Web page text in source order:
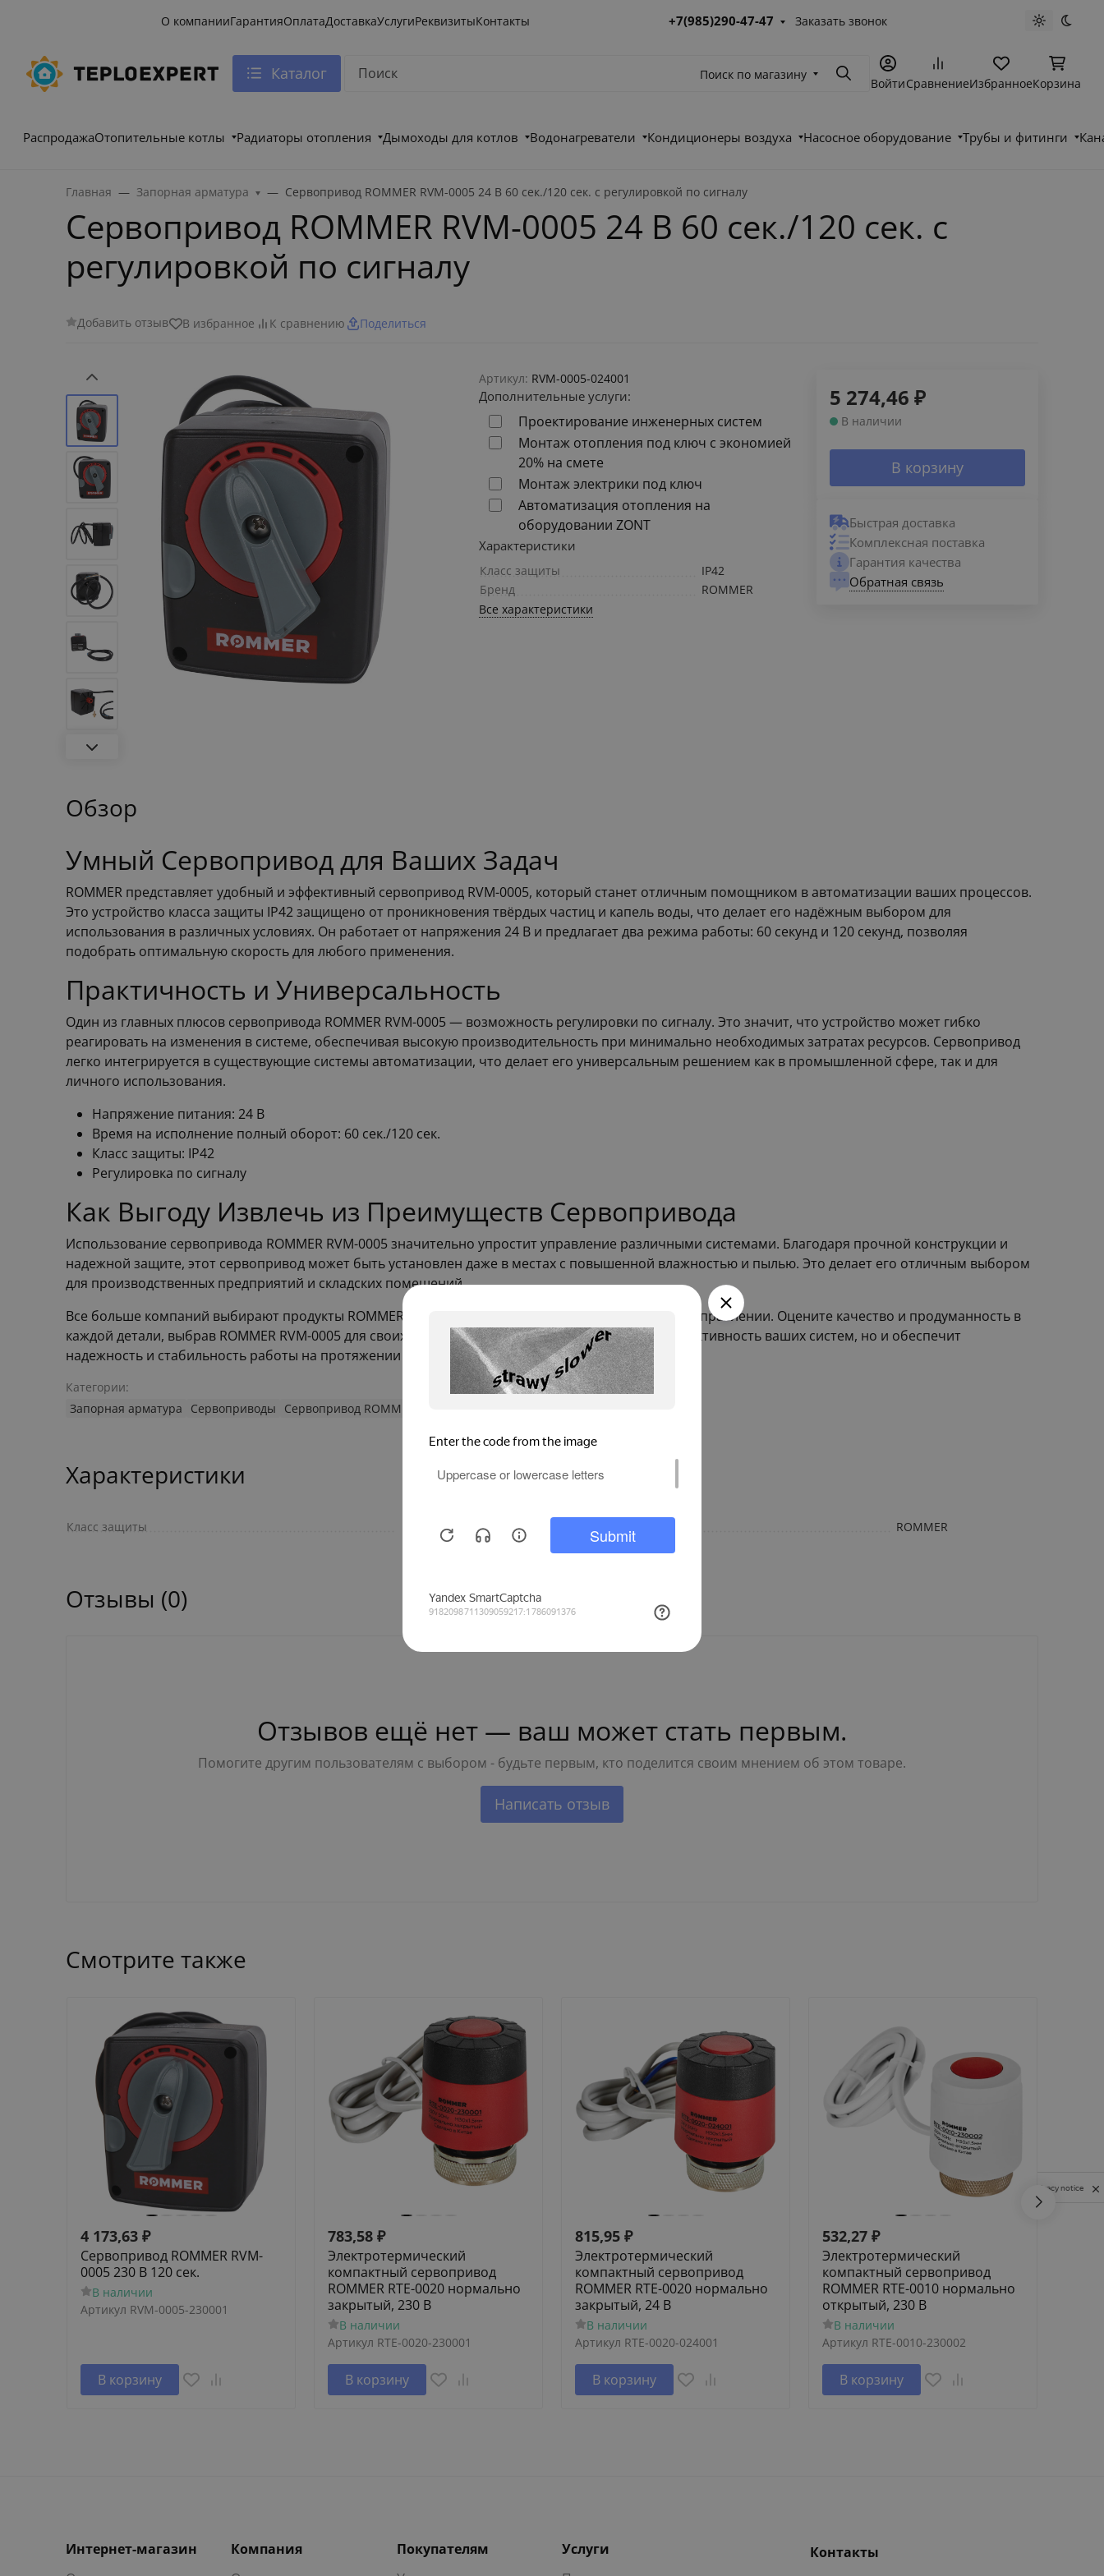
О компанииГарантияОплатаДоставкаУслугиРеквизитыКонтакты +7(985)290-47-47 Заказать звонок Светлая
Каталог Поиск по магазину ПоискВойтиСравнениеИзбранноеКорзина
РаспродажаОтопительные котлы Радиаторы отопления Дымоходы для котлов Водонагреватели Кондиционеры воздуха Насосное оборудование Трубы и фитинги
Главная Запорная арматура Сервопривод ROMMER RVM-0005 24 В 60 сек./120 сек. c регулировкой по сигналу
Сервопривод ROMMER RVM-0005 24 В 60 сек./120 сек. c
регулировкой по сигналу
Добавить отзыв В избранное К сравнению Поделиться
Артикул: RVM-0005-024001
Дополнительные услуги:
Проектирование инженерных систем
Монтаж отопления под ключ с экономией
20% на смете
Монтаж электрики под ключ
Автоматизация отопления на
оборудовании ZONT
Характеристики
Класс защиты
IP42
Бренд
ROMMER
Все характеристики
5 274,46 ₽
В наличии
В корзину
Быстрая доставка
Комплексная поставка
Гарантия качества
Обратная связь
Обзор
Умный Сервопривод для Ваших Задач
ROMMER представляет удобный и эффективный сервопривод RVM-0005, который станет отличным помощником в автоматизации ваших процессов.
Это устройство класса защиты IP42 защищено от проникновения твёрдых частиц и капель воды, что делает его надёжным выбором для
использования в различных условиях. Он работает от напряжения 24 В и предлагает два режима работы: 60 секунд и 120 секунд, позволяя
подобрать оптимальную скорость для любого применения.
Практичность и Универсальность
Один из главных плюсов сервопривода ROMMER RVM-0005 — возможность регулировки по сигналу. Это значит, что устройство может гибко
реагировать на изменения в системе, обеспечивая высокую производительность при минимально необходимых затратах ресурсов. Сервопривод
легко интегрируется в существующие системы автоматизации, что делает его универсальным решением как в промышленной сфере, так и для
личного использования.
Напряжение питания: 24 В
Время на исполнение полный оборот: 60 сек./120 сек.
Класс защиты: IP42
Регулировка по сигналу
Как Выгоду Извлечь из Преимуществ Сервопривода
Использование сервопривода ROMMER RVM-0005 значительно упростит управление различными системами. Благодаря прочной конструкции и
надежной защите, этот сервопривод может быть установлен даже в местах с повышенной влажностью и пылью. Это делает его отличным выбором
для производственных предприятий и складских помещений.
Все больше компаний выбирают продукты ROMMER за их длительный срок службы и простоту в управлении. Оцените качество и продуманность в
каждой детали, выбрав ROMMER RVM-0005 для своих нужд. Сервопривод не только повысит эффективность ваших систем, но и обеспечит
надежность и стабильность работы на протяжении долгого времени.
Категории:
Запорная арматура
Сервоприводы Сервопривод ROMMER
Характеристики
Класс защиты ROMMER
Отзывы (0)
Отзывов ещё нет — ваш может стать первым.
Помогите другим пользователям с выбором - будьте первым, кто поделится своим мнением об этом товаре.
Написать отзыв
Смотрите также
4 173,63 ₽
Сервопривод ROMMER RVM-
0005 230 В 120 сек.
В наличии
Артикул RVM-0005-230001
В корзину
783,58 ₽
Электротермический
компактный сервопривод
ROMMER RTE-0020 нормально
закрытый, 230 В
В наличии
Артикул RTE-0020-230001
В корзину
815,95 ₽
Электротермический
компактный сервопривод
ROMMER RTE-0020 нормально
закрытый, 24 В
В наличии
Артикул RTE-0020-024001
В корзину
532,27 ₽
Электротермический
компактный сервопривод
ROMMER RTE-0010 нормально
открытый, 230 В
В наличии
Артикул RTE-0010-230002
В корзину
Интернет-магазин
Компания
Покупателям
Услуги
Контакты
Privacy notice